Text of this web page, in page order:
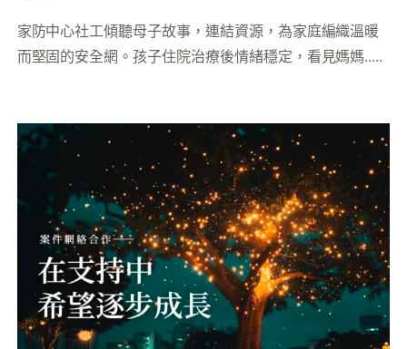
家防中心社工傾聽母子故事，連結資源，為家庭編織溫暖
而堅固的安全網。孩子住院治療後情緒穩定，看見媽媽.....